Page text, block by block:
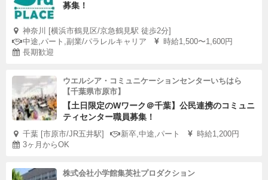
募集！
神奈川 [横浜市鶴見区/京急鶴見駅 徒歩2分]
中途,パート,副業/パラレルキャリア
時給1,500〜1,600円
長期歓迎
ウエルシア・コミュニケーションセンターいちはら
【千葉県市原市】
【土日限定のWワーク＠千葉】公民連携のコミュニ
ティセンター職員募集！
千葉 [市原市/JR五井駅] 新卒,中途,パート
時給1,200円
3ヶ月からOK
株式会社小学館集英社プロダクション